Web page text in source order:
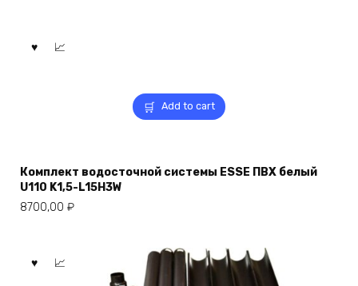
Add to cart
Комплект водосточной системы ESSE ПВХ белый
U110 K1,5-L15H3W
8700,00 ₽